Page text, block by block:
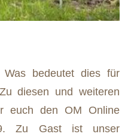
bedeutet dies für
diesen und weiteren
euch den OM Online
Zu Gast ist unser